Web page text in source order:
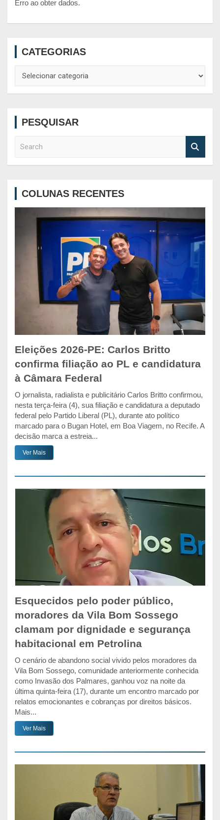
Erro ao obter dados.
CATEGORIAS
PESQUISAR
COLUNAS RECENTES
Eleições 2026-PE: Carlos Britto
confirma filiação ao PL e candidatura
à Câmara Federal
O jornalista, radialista e publicitário Carlos Britto confirmou,
nesta terça-feira (4), sua filiação e candidatura a deputado
federal pelo Partido Liberal (PL), durante ato político
marcado para o Bugan Hotel, em Boa Viagem, no Recife. A
decisão marca a estreia...
Ver Mais
Esquecidos pelo poder público,
moradores da Vila Bom Sossego
clamam por dignidade e segurança
habitacional em Petrolina
O cenário de abandono social vivido pelos moradores da
Vila Bom Sossego, comunidade anteriormente conhecida
como Invasão dos Palmares, ganhou voz na noite da
última quinta-feira (17), durante um encontro marcado por
relatos emocionantes e cobranças por direitos básicos.
Mais...
Ver Mais